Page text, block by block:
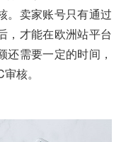
。卖家账号只有通过
，才能在欧洲站平台
需要一定的时间，
核。